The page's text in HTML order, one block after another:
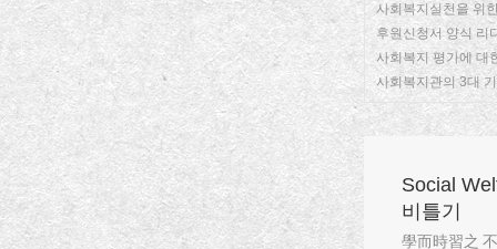
사회복지실천을 위
후원신청서 양식 리
사회복지 평가에 대
사회복지관의 3대
Social
비틀기
學而時習之